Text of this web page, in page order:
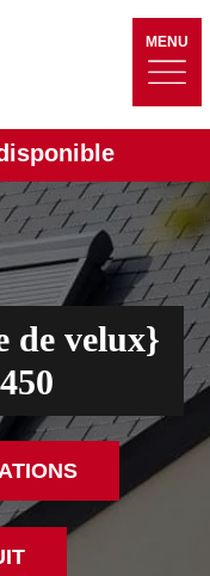
MENU
de velux}